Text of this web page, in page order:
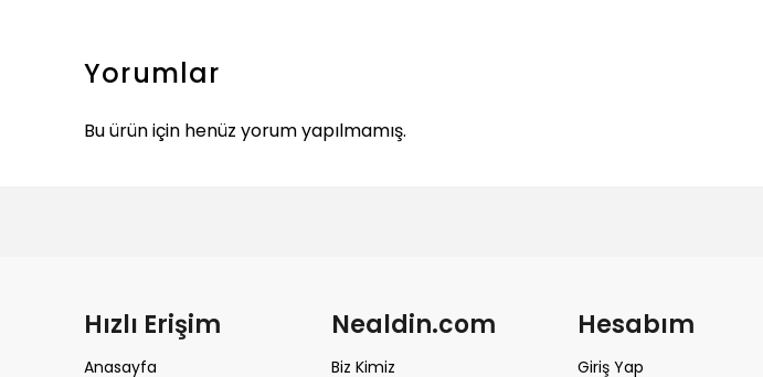
Yorumlar
Bu ürün için henüz yorum yapılmamış.
Hızlı Erişim
Anasayfa
Nealdin.com
Biz Kimiz
Hesabım
Giriş Yap